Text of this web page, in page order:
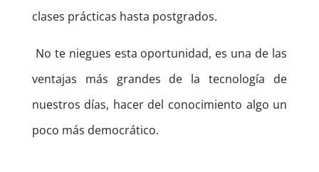
clases prácticas hasta postgrados.
No te niegues esta oportunidad, es una de las
ventajas más grandes de la tecnología de
nuestros días, hacer del conocimiento algo un
poco más democrático.